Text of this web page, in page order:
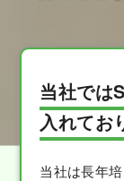
当社では
入れてお
当社は長年